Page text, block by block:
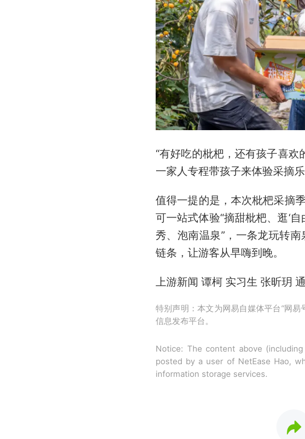
“有好吃的枇杷，还有孩子喜欢
一家人专程带孩子来体验采摘
值得一提的是，本次枇杷采摘
可一站式体验“摘甜枇杷、逛‘
秀、泡南温泉”，一条龙玩转
链条，让游客从早嗨到晚。
上游新闻 谭柯 实习生 张昕玥
特别声明：本文为网易自媒体平台“网
信息发布平台。
Notice: The content above
posted by a user of NetEase Hao,
information storage services.